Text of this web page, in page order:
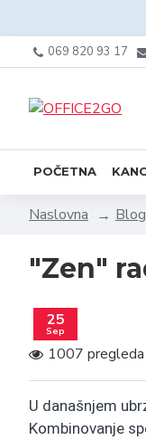
069 820 93 17
POČETNA
Naslovna Blog
"Zen"
25
Sep
1007 pregleda
U današnjem
Kombinovanje